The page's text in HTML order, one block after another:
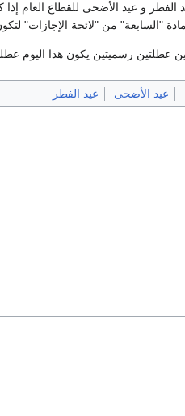
الفطر و عيد الأضحى للقطاع العام
"السابعة" من "لائحة الإجازات"
عطلتين رسميتين يكون هذا اليوم
عيد الأضحى عيد الفطر